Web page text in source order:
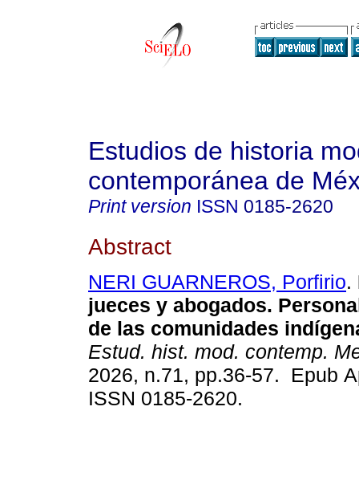
Estudios de historia
contemporánea de
Print version ISSN 0185-2620
Abstract
NERI GUARNEROS, Porfirio.
jueces y abogados.
de las comunidades
Estud. hist. mod. contemp.
2026, n.71, pp.36-57. Epub
ISSN 0185-2620.